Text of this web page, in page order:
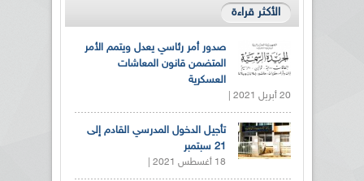
الأكثر قراءة
صدور أمر رئاسي يعدل ويتمم الأمر
المتضمن قانون المعاشات
العسكرية
20 أبريل 2021 |
تأجيل الدخول المدرسي القادم إلى
21 سبتمبر
18 أغسطس 2021 |